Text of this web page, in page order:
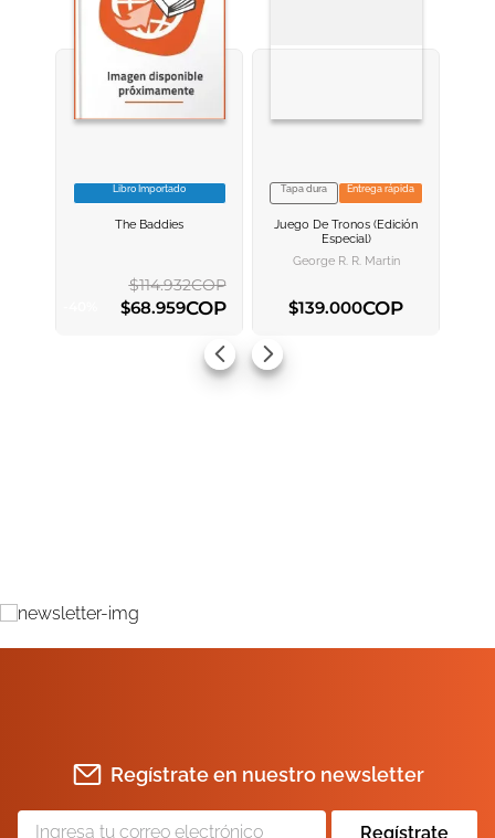
VER INFORMACION
Libro Importado
The Baddies
$114.932COP
$68.959COP
VER INFORMACION
AGREGAR AL
Tapa dura Entrega rápida
Juego De Tronos (edición
Especial)
George R. R. Martin
$139.000COP
Regístrate en nuestro newsletter
Regístrate